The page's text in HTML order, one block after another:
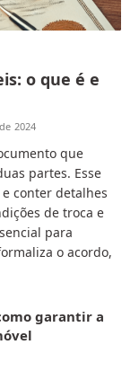
o que é e
2024
que
partes. Esse
conter detalhes
de troca e
para
o acordo,
garantir a